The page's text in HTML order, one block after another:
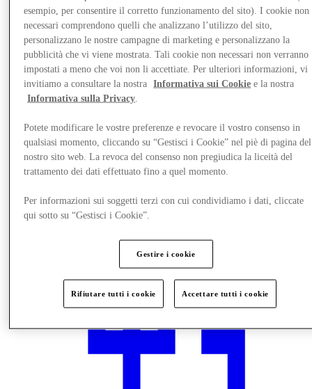
Novità
esempio, per consentire il corretto funzionamento del sito). I cookie non
necessari comprendono quelli che analizzano l’utilizzo del sito,
personalizzano le nostre campagne di marketing e personalizzano la
pubblicità che vi viene mostrata. Tali cookie non necessari non verranno
impostati a meno che voi non li accettiate. Per ulteriori informazioni, vi
invitiamo a consultare la nostra
Informativa sui Cookie e la nostra
Informativa sulla Privacy
Potete modificare le vostre preferenze e revocare il vostro consenso in
qualsiasi momento, cliccando su “Gestisci i Cookie” nel piè di pagina del
nostro sito web. La revoca del consenso non pregiudica la liceità del
trattamento dei dati effettuato fino a quel momento.
Per informazioni sui soggetti terzi con cui condividiamo i dati, cliccate
qui sotto su “Gestisci i Cookie”.
Gestire i cookie
Rifiutare tutti i cookie Accettare tutti i cookie